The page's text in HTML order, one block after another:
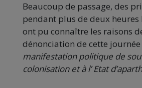
Beaucoup de passage, des
pendant plus de deux heures
ont pu connaître les raisons
dénonciation de cette
manifestation politique de
colonisation et à l’ Etat